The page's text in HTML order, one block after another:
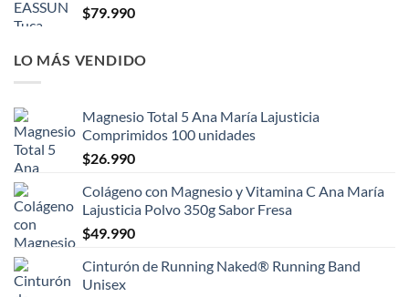
$79.990
LO MÁS VENDIDO
Magnesio Total 5 Ana María Lajusticia
Comprimidos 100 unidades
$26.990
Colágeno con Magnesio y Vitamina C Ana María
Lajusticia Polvo 350g Sabor Fresa
$49.990
Cinturón de Running Naked® Running Band
Unisex